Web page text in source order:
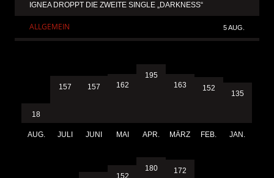
IGNEA DROPPT DIE ZWEITE SINGLE „DARKNESS“
ALLGEMEIN 5 AUG.
18
AUG.
157
JULI
157
JUNI
162
MAI
195
APR.
163
MÄRZ
152
FEB.
135
JAN.
180 172